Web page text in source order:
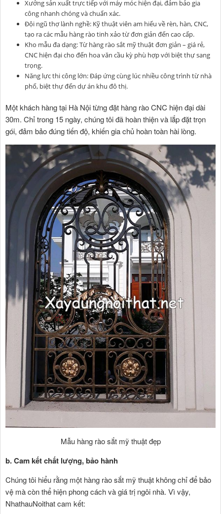
Xưởng sản xuất trực tiếp với máy móc hiện đại, đảm bảo gia
công nhanh chóng và chuẩn xác.
Đội ngũ thợ lành nghề: Kỹ thuật viên am hiểu về rèn, hàn, CNC,
tạo ra các mẫu hàng rào tinh xảo từ đơn giản đến cao cấp.
Kho mẫu đa dạng: Từ hàng rào sắt mỹ thuật đơn giản – giá rẻ,
CNC hiện đại cho đến hoa văn cầu kỳ phù hợp với biệt thự sang
trọng.
Năng lực thi công lớn: Đáp ứng cùng lúc nhiều công trình từ nhà
phố, biệt thự đến dự án khu đô thị.
Một khách hàng tại Hà Nội từng đặt hàng rào CNC hiện đại dài
30m. Chỉ trong 15 ngày, chúng tôi đã hoàn thiện và lắp đặt trọn
gói, đảm bảo đúng tiến độ, khiến gia chủ hoàn toàn hài lòng.
Mẫu hàng rào sắt mỹ thuật đẹp
b. Cam kết chất lượng, bảo hành
Chúng tôi hiểu rằng một hàng rào sắt mỹ thuật không chỉ để bảo
vệ mà còn thể hiện phong cách và giá trị ngôi nhà. Vì vậy,
NhathauNoithat cam kết: